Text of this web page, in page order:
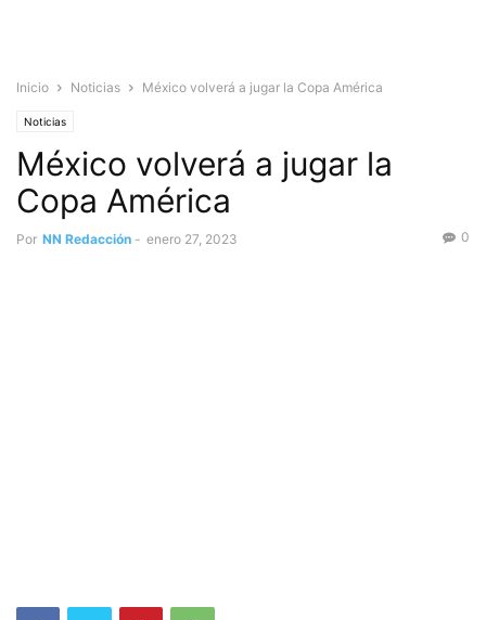
Inicio Noticias México volverá a jugar la Copa América
Noticias
México volverá a jugar la
Copa América
Por NN Redacción - enero 27, 2023 0